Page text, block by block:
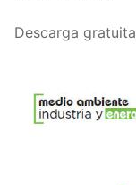
Descarga